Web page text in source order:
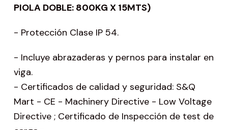
PIOLA DOBLE: 800KG X 15MTS)
- Protección Clase IP 54.
- Incluye abrazaderas y pernos para instalar en
viga.
- Certificados de calidad y seguridad: S&Q
Mart - CE - Machinery Directive - Low Voltage
Directive ; Certificado de Inspección de test de